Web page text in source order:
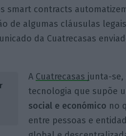
smart contracts
de algumas cláusulas
da Cuatrecasas
A Cuatrecasas junta-se,
tecnologia que supõe
social e económico no
entre pessoas e